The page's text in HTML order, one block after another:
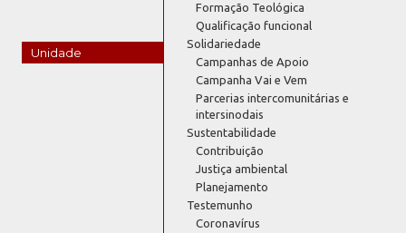
Unidade
Formação Teológica
Qualificação funcional
Solidariedade
Campanhas de Apoio
Campanha Vai e Vem
Parcerias intercomunitárias e
intersinodais
Sustentabilidade
Contribuição
Justiça ambiental
Planejamento
Testemunho
Coronavírus